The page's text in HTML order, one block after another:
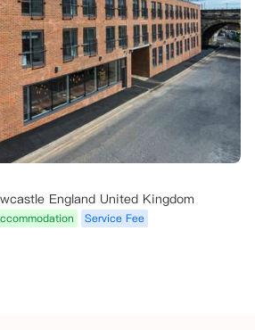
面证明，证实您的录取被拒/您被新大学录
布后的72小时内提供给公寓，方有资格获得
在此情况下，任何预订费（如已支付）和已付
考试成绩公布后72小时内提供信息，任何预
消费被保留。
生公寓有物业的城市就读另一所大学，公寓
的住宿。在这种情况下，任何预订费和已付租
中。
您在租赁开始日期前未能获得英国签证，公
England United Kingdom
Service Fee